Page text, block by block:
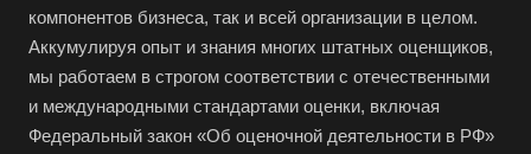
компонентов бизнеса, так и всей организации в целом.
Аккумулируя опыт и знания многих штатных оценщиков,
мы работаем в строгом соответствии с отечественными
и международными стандартами оценки, включая
Федеральный закон «Об оценочной деятельности в РФ»
Благодарный
Богородицк
Большой Камень